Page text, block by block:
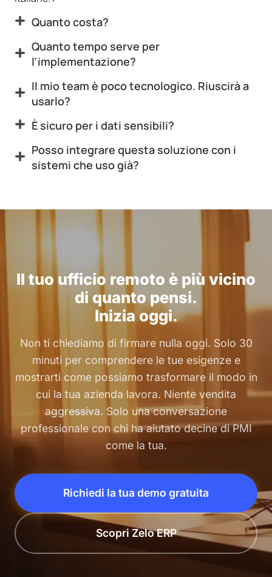
Quanto costa?
Quanto tempo serve per
l’implementazione?
Il mio team è poco tecnologico. Riuscirà a
usarlo?
È sicuro per i dati sensibili?
Posso integrare questa soluzione con i
sistemi che uso già?
Il tuo ufficio remoto è più vicino
di quanto pensi.
Inizia oggi.
Non ti chiediamo di firmare nulla oggi. Solo 30
minuti per comprendere le tue esigenze e
mostrarti come possiamo trasformare il modo in
cui la tua azienda lavora. Niente vendita
aggressiva. Solo una conversazione
professionale con chi ha aiutato decine di PMI
come la tua.
Richiedi la tua demo gratuita
Scopri Zelo ERP